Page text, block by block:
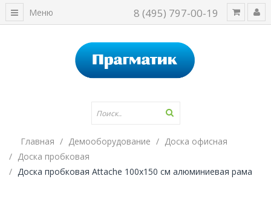
8 (495) 797-00-19
Меню
Главная Демооборудование
Доска офисная
Доска пробковая
Доска пробковая Attache 100х150 см алюминиевая рама